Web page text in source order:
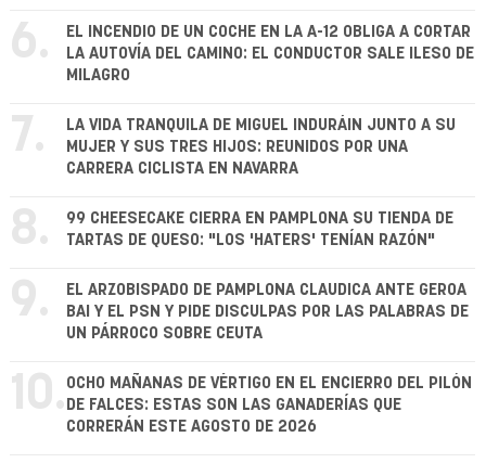
6.
EL INCENDIO DE UN COCHE EN LA A-12 OBLIGA A CORTAR
LA AUTOVÍA DEL CAMINO: EL CONDUCTOR SALE ILESO DE
MILAGRO
7.
LA VIDA TRANQUILA DE MIGUEL INDURÁIN JUNTO A SU
MUJER Y SUS TRES HIJOS: REUNIDOS POR UNA
CARRERA CICLISTA EN NAVARRA
8.
99 CHEESECAKE CIERRA EN PAMPLONA SU TIENDA DE
TARTAS DE QUESO: "LOS 'HATERS' TENÍAN RAZÓN"
9.
EL ARZOBISPADO DE PAMPLONA CLAUDICA ANTE GEROA
BAI Y EL PSN Y PIDE DISCULPAS POR LAS PALABRAS DE
UN PÁRROCO SOBRE CEUTA
10. OCHO MAÑANAS DE VÉRTIGO EN EL ENCIERRO DEL PILÓN
DE FALCES: ESTAS SON LAS GANADERÍAS QUE
CORRERÁN ESTE AGOSTO DE 2026